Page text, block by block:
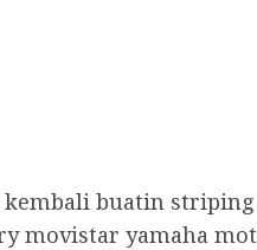
buatin striping
movistar yamaha